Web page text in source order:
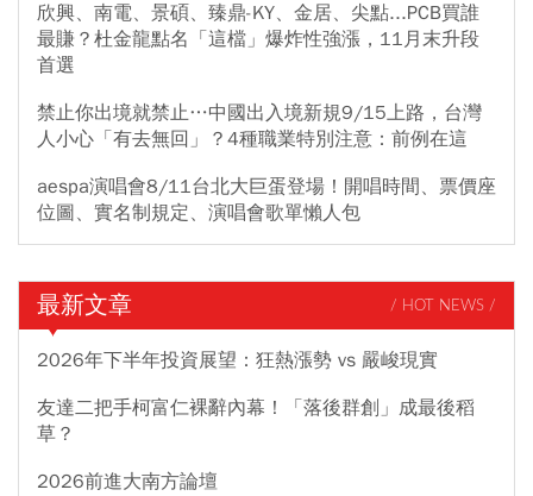
欣興、南電、景碩、臻鼎-KY、金居、尖點...PCB買誰
最賺？杜金龍點名「這檔」爆炸性強漲，11月末升段
首選
禁止你出境就禁止…中國出入境新規9/15上路，台灣
人小心「有去無回」？4種職業特別注意：前例在這
aespa演唱會8/11台北大巨蛋登場！開唱時間、票價座
位圖、實名制規定、演唱會歌單懶人包
最新文章 / HOT NEWS /
2026年下半年投資展望：狂熱漲勢 vs 嚴峻現實
友達二把手柯富仁裸辭內幕！「落後群創」成最後稻
草？
2026前進大南方論壇